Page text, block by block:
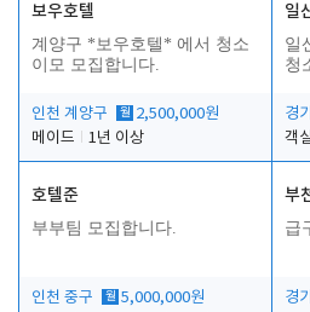
보우호텔
계양구 *보우호텔* 에서 청소
이모 모집합니다.
인천 계양구 월 2,500,000원
메이드
1년 이상
일
일
청
경
객
호텔준
부부팀 모집합니다.
인천 중구 월 5,000,000원
부
급
경